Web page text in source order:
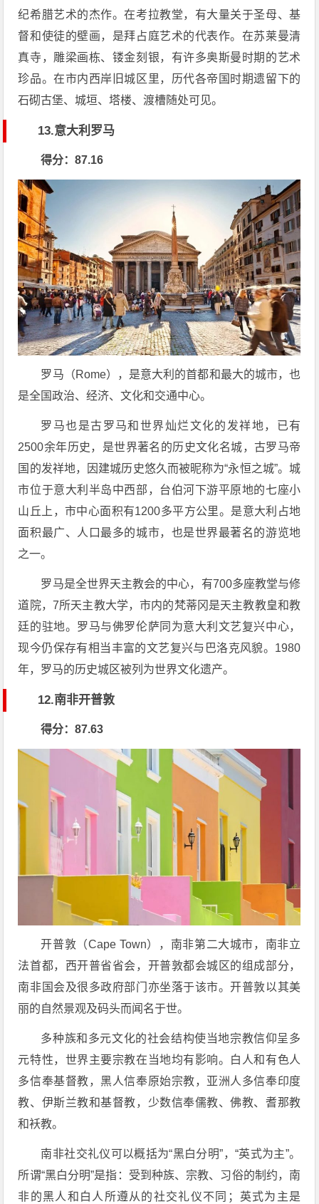
纪希腊艺术的杰作。在考拉教堂，有大量关于圣母、基
督和使徒的壁画，是拜占庭艺术的代表作。在苏莱曼清
真寺，雕梁画栋、镂金刻银，有许多奥斯曼时期的艺术
珍品。在市内西岸旧城区里，历代各帝国时期遗留下的
石砌古堡、城垣、塔楼、渡槽随处可见。
13.意大利罗马
得分：87.16
罗马（Rome），是意大利的首都和最大的城市，也
是全国政治、经济、文化和交通中心。
罗马也是古罗马和世界灿烂文化的发祥地，已有
2500余年历史，是世界著名的历史文化名城，古罗马帝
国的发祥地，因建城历史悠久而被昵称为“永恒之城”。城
市位于意大利半岛中西部，台伯河下游平原地的七座小
山丘上，市中心面积有1200多平方公里。是意大利占地
面积最广、人口最多的城市，也是世界最著名的游览地
之一。
罗马是全世界天主教会的中心，有700多座教堂与修
道院，7所天主教大学，市内的梵蒂冈是天主教教皇和教
廷的驻地。罗马与佛罗伦萨同为意大利文艺复兴中心，
现今仍保存有相当丰富的文艺复兴与巴洛克风貌。1980
年，罗马的历史城区被列为世界文化遗产。
12.南非开普敦
得分：87.63
开普敦（Cape Town），南非第二大城市，南非立
法首都，西开普省省会，开普敦都会城区的组成部分，
南非国会及很多政府部门亦坐落于该市。开普敦以其美
丽的自然景观及码头而闻名于世。
多种族和多元文化的社会结构使当地宗教信仰呈多
元特性，世界主要宗教在当地均有影响。白人和有色人
多信奉基督教，黑人信奉原始宗教，亚洲人多信奉印度
教、伊斯兰教和基督教，少数信奉儒教、佛教、耆那教
和袄教。
南非社交礼仪可以概括为“黑白分明”，“英式为主”。
所谓“黑白分明”是指：受到种族、宗教、习俗的制约，南
非的黑人和白人所遵从的社交礼仪不同；英式为主是